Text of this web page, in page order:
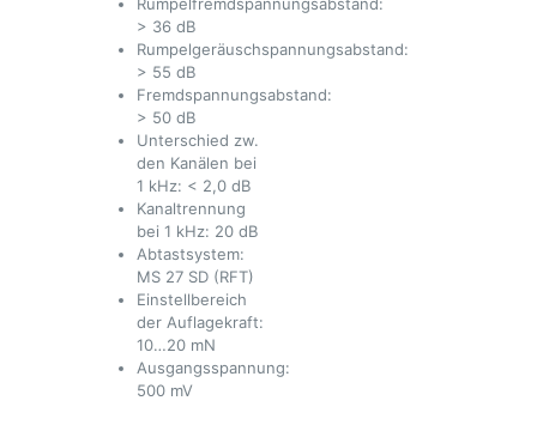
> 36 dB
Rumpelgeräuschspannungsabstand:
> 55 dB
Fremdspannungsabstand:
> 50 dB
Unterschied zw.
den Kanälen bei
1 kHz: < 2,0 dB
Kanaltrennung
bei 1 kHz: 20 dB
Abtastsystem:
MS 27 SD (RFT)
Einstellbereich
der Auflagekraft:
10…20 mN
Ausgangsspannung:
500 mV